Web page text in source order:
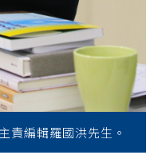
責編輯羅國洪先生。